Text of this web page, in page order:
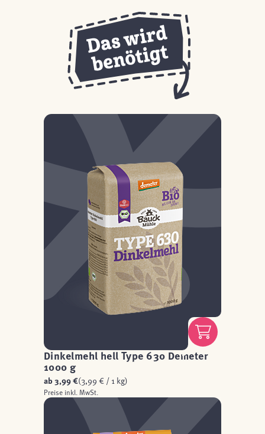
Dinkelmehl hell Type 630 Demeter
1000 g
ab3,99 €(3,99 € / 1 kg)
Preise inkl. MwSt.